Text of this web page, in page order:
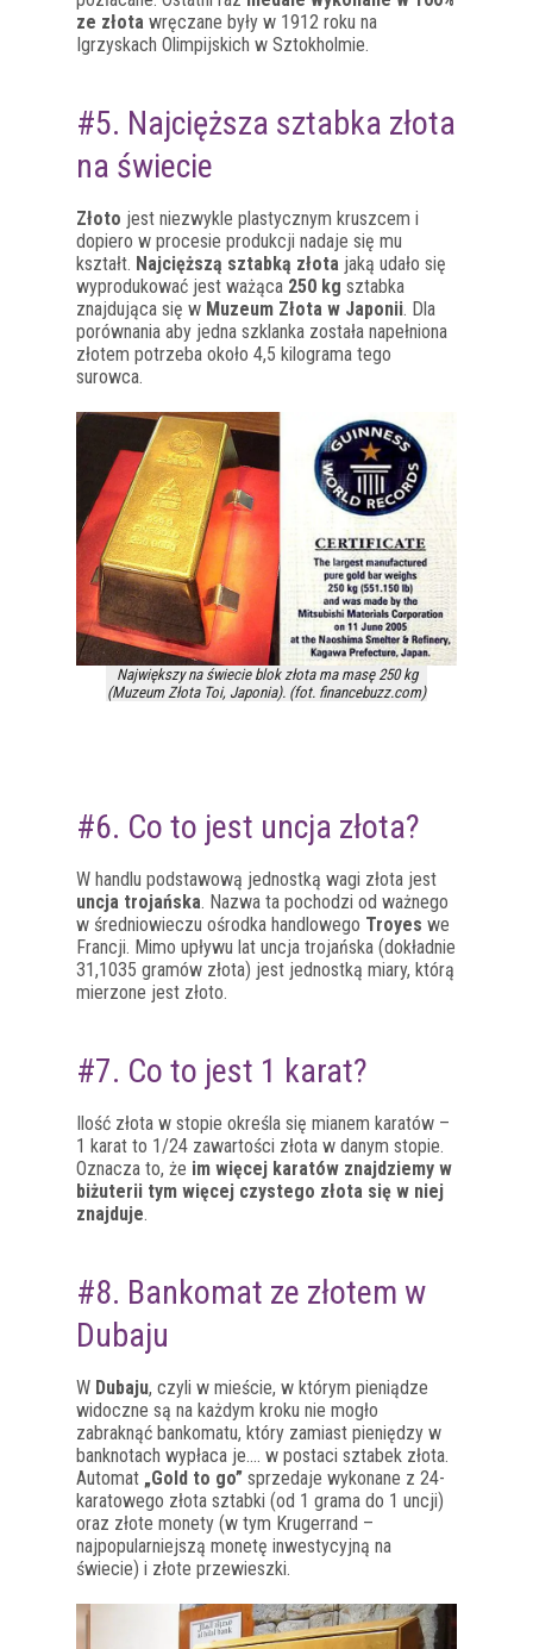
ze złota wręczane były w 1912 roku na
Igrzyskach Olimpijskich w Sztokholmie.
#5. Najcięższa sztabka złota
na świecie
Złoto jest niezwykle plastycznym kruszcem i
dopiero w procesie produkcji nadaje się mu
kształt. Najcięższą sztabką złota jaką udało się
wyprodukować jest ważąca 250 kg sztabka
znajdująca się w Muzeum Złota w Japonii. Dla
porównania aby jedna szklanka została napełniona
złotem potrzeba około 4,5 kilograma tego
surowca.
Największy na świecie blok złota ma masę 250 kg
(Muzeum Złota Toi, Japonia). (fot. financebuzz.com)
#6. Co to jest uncja złota?
W handlu podstawową jednostką wagi złota jest
uncja trojańska. Nazwa ta pochodzi od ważnego
w średniowieczu ośrodka handlowego Troyes we
Francji. Mimo upływu lat uncja trojańska (dokładnie
31,1035 gramów złota) jest jednostką miary, którą
mierzone jest złoto.
#7. Co to jest 1 karat?
Ilość złota w stopie określa się mianem karatów –
1 karat to 1/24 zawartości złota w danym stopie.
Oznacza to, że im więcej karatów znajdziemy w
biżuterii tym więcej czystego złota się w niej
znajduje.
#8. Bankomat ze złotem w
Dubaju
W Dubaju, czyli w mieście, w którym pieniądze
widoczne są na każdym kroku nie mogło
zabraknąć bankomatu, który zamiast pieniędzy w
banknotach wypłaca je…. w postaci sztabek złota.
Automat „Gold to go” sprzedaje wykonane z 24-
karatowego złota sztabki (od 1 grama do 1 uncji)
oraz złote monety (w tym Krugerrand –
najpopularniejszą monetę inwestycyjną na
świecie) i złote przewieszki.